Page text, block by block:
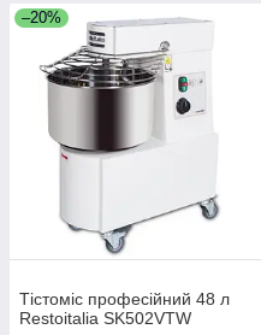
–20%
Тістоміс професійний 48 л
Restoitalia SK502VTW